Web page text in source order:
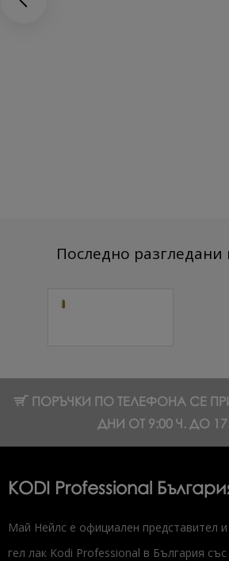
Последно разгледани
ПОРЪЧКИ ПО ТЕЛЕФОНА СЕ
ДНИ ОТ 9:00 Ч. ДО
KODI Professional
Май Нейлс е официален представител
гел лак Kodi Professional в България